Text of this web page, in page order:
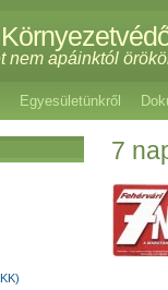
nem apáinktól
Egyesületünkről
7